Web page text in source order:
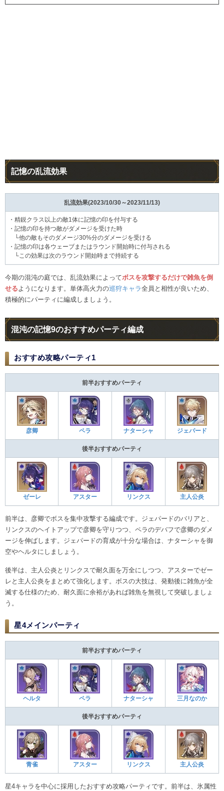
記憶の乱流効果
乱流効果(2023/10/30～2023/11/13)
・精鋭クラス以上の敵1体に記憶の印を付与する
・記憶の印を持つ敵がダメージを受けた時
└他の敵もそのダメージ30%分のダメージを受ける
・記憶の印は各ウェーブまたはラウンド開始時に付与される
└この効果は次のラウンド開始時まで持続する
今期の混沌の庭では、乱流効果によってボスを攻撃するだけで雑魚を倒
せる ようになります。単体高火力の巡狩キャラ全員と相性が良いため、
積極的にパーティに編成しましょう。
混沌の記憶9のおすすめパーティ編成
おすすめ攻略パーティ1
前半おすすめパーティ
彦卿 ペラ ナターシャ ジェパード
後半おすすめパーティ
ゼーレ アスター リンクス 主人公炎
前半は、彦卿でボスを集中攻撃する編成です。ジェパードのバリアと、
リンクスのヘイトアップで彦卿を守りつつ、ペラのデバフで彦卿のダメ
ージを伸ばします。ジェパードの育成が十分な場合は、ナターシャを御
空やヘルタにしましょう。
後半は、主人公炎とリンクスで耐久面を万全にしつつ、アスターでゼー
レと主人公炎をまとめて強化します。ボスの大技は、発動後に雑魚が全
滅する仕様のため、耐久面に余裕があれば雑魚を無視して突破しましょ
う。
星4メインパーティ
前半おすすめパーティ
ヘルタ ペラ ナターシャ 三月なのか
後半おすすめパーティ
青雀 アスター リンクス 主人公炎
星4キャラを中心に採用したおすすめ攻略パーティです。前半は、氷属性